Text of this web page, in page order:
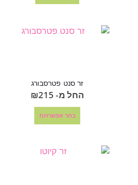
זר סנט פטרסבורג
החל מ- ₪215
בחר אפשרויות